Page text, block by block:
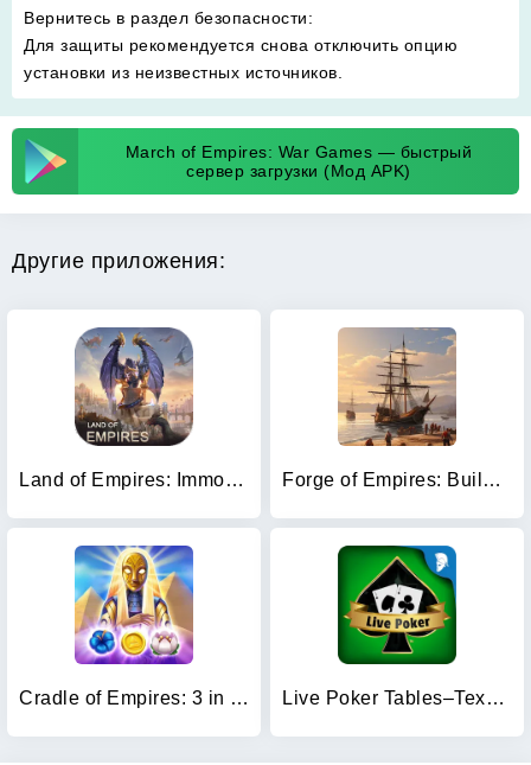
Вернитесь в раздел безопасности:
Для защиты рекомендуется снова отключить опцию
установки из неизвестных источников.
March of Empires: War Games — быстрый
сервер загрузки (Мод APK)
Другие приложения:
Land of Empires: Immortal Forge of Empires: Build a City
Cradle of Empires: 3 in a Row Live Poker Tables–Texas holdem